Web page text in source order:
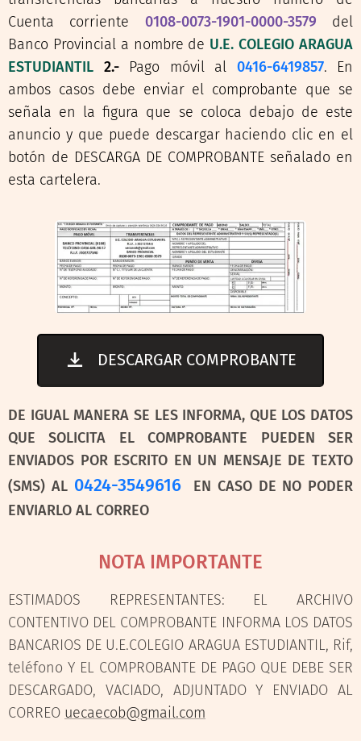
Cuenta corriente 0108-0073-1901-0000-3579 del
Banco Provincial a nombre de U.E. COLEGIO ARAGUA
ESTUDIANTIL 2.-Pago móvil al 0416-6419857. En
ambos casos debe enviar el comprobante que se
señala en la figura que se coloca debajo de este
anuncio y que puede descargar haciendo clic en el
botón de DESCARGA DE COMPROBANTE señalado en
esta cartelera.
DESCARGAR COMPROBANTE
DE IGUAL MANERA SE LES INFORMA, QUE LOS DATOS
QUE SOLICITA EL COMPROBANTE PUEDEN SER
ENVIADOS POR ESCRITO EN UN MENSAJE DE TEXTO
(SMS) AL 0424-3549616EN CASO DE NO PODER
ENVIARLO AL CORREO
NOTA IMPORTANTE
ESTIMADOS REPRESENTANTES: EL ARCHIVO
CONTENTIVO DEL COMPROBANTE INFORMA LOS DATOS
BANCARIOS DE U.E.COLEGIO ARAGUA ESTUDIANTIL, Rif,
teléfono Y EL COMPROBANTE DE PAGO QUE DEBE SER
DESCARGADO, VACIADO, ADJUNTADO Y ENVIADO AL
CORREO uecaecob@gmail.com